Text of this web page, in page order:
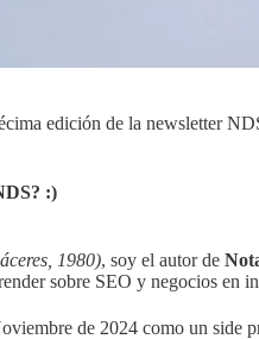
edición de la newsletter
:)
1980), soy el autor de
sobre SEO y negocios
de 2024 como un side